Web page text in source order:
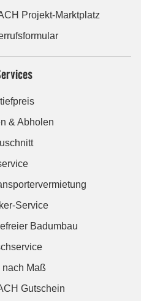
Projekt-Marktplatz
& Abholen
Service
Badumbau
nach Maß
Gutschein